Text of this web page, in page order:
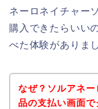
ネーロネイチャー
購入できたらいい
べた体験がありま
なぜ？ソルアネ
品の支払い画面で